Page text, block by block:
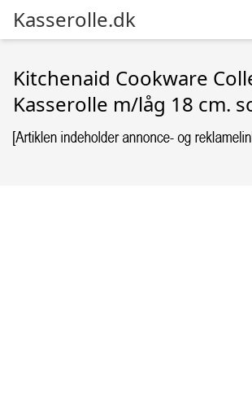
Kasserolle.dk
Kitchenaid Cookware
Kasserolle m/låg 18 cm.